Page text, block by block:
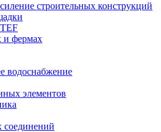
строительных конструкций
и фермах
водоснабжение
элементов
соединений